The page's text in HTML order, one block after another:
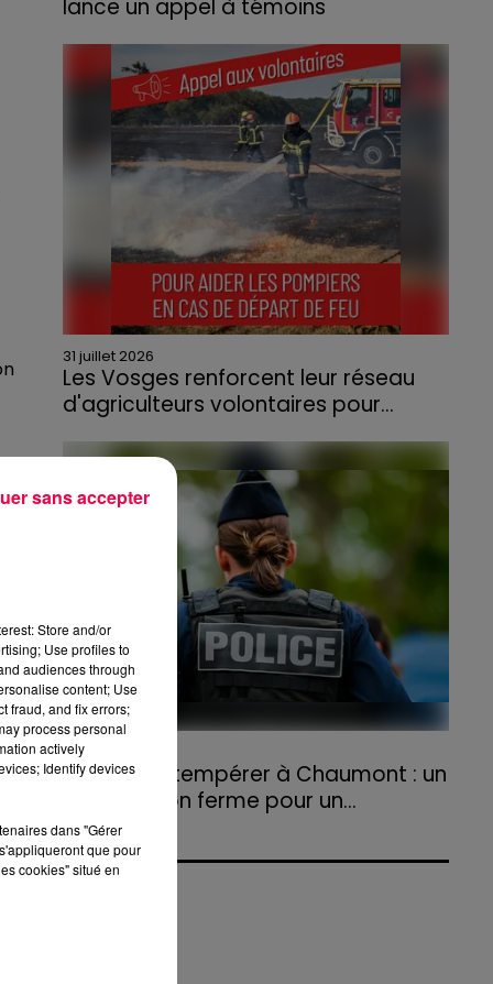
lance un appel à témoins
au quartier résidentiel, avait détruit deux
habitations et contraint à l'évacuation d'une
centaine de personnes.
31 juillet 2026
Les Vosges renforcent leur réseau
d'agriculteurs volontaires pour...
départs de feu, la Chambre d'agriculture
des Vosges a lancé un appel aux
agriculteurs volontaires pour venir en aide...
31 juillet 2026
Refus d'obtempérer à Chaumont : un
an de prison ferme pour un...
Le tribunal a également prononcé
l'annulation de son permis et la confiscation
de son véhicule.
Store and/or
Use profiles to
audiences through
content; Use
fraud, and fix errors;
process personal
actively
Identify devices
dans "Gérer
que pour
cookies" situé en
sans accepter